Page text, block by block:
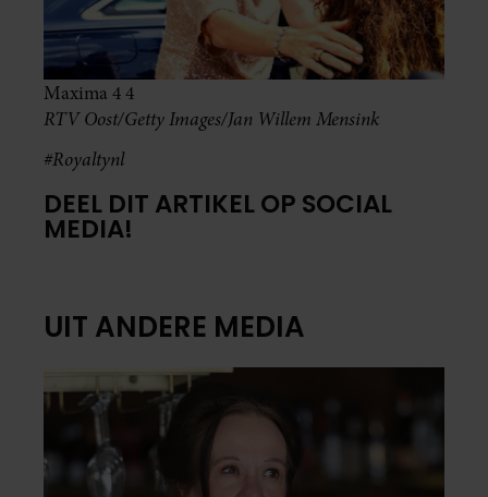
Maxima 4 4
RTV Oost/Getty Images/Jan Willem Mensink
#Royaltynl
DEEL DIT ARTIKEL OP SOCIAL
MEDIA!
UIT ANDERE MEDIA